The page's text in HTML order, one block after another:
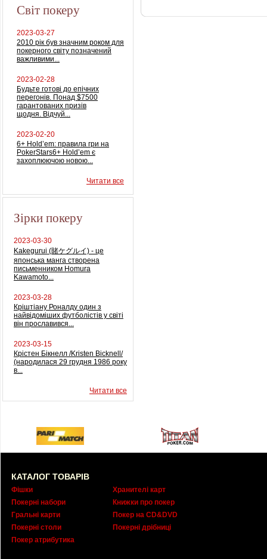
Світ покеру
2023-03-27
2010 рік був значним роком для
покерного світу позначений
важливими...
2023-02-28
Будьте готові до епічних
перегонів. Понад $7500
гарантованих призів
щодня. Відчуй...
2023-02-20
6+ Hold’em: правила гри на
PokerStars6+ Hold’em є
захоплюючою новою...
Читати все
Зірки покеру
2023-03-30
Kakegurui (賭ケグルイ) - це
японська манга створена
письменником Homura
Kawamoto...
2023-03-28
Кріштіану Роналду один з
найвідоміших футболістів у світі
він прославився...
2023-03-15
Крістен Бікнелл /Kristen Bicknell/
(народилася 29 грудня 1986 року
в...
Читати все
КАТАЛОГ ТОВАРІВ
Фішки
Покерні набори
Гральні карти
Покерні столи
Покер атрибутика
Хранителі карт
Книжки про покер
Покер на CD&DVD
Покерні дрібниці